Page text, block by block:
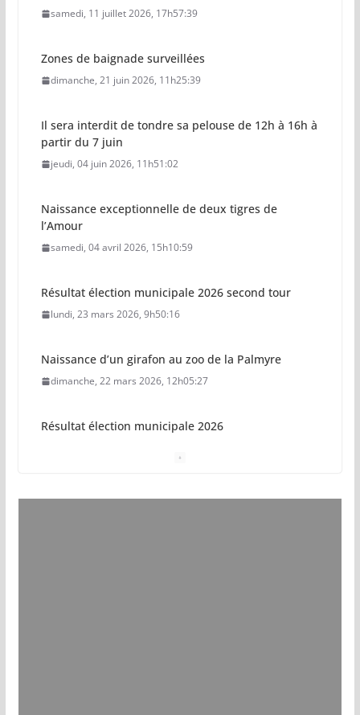
samedi, 11 juillet 2026, 17h57:39
Zones de baignade surveillées
dimanche, 21 juin 2026, 11h25:39
Il sera interdit de tondre sa pelouse de 12h à 16h à
partir du 7 juin
jeudi, 04 juin 2026, 11h51:02
Naissance exceptionnelle de deux tigres de
l’Amour
samedi, 04 avril 2026, 15h10:59
Résultat élection municipale 2026 second tour
lundi, 23 mars 2026, 9h50:16
Naissance d’un girafon au zoo de la Palmyre
dimanche, 22 mars 2026, 12h05:27
Résultat élection municipale 2026